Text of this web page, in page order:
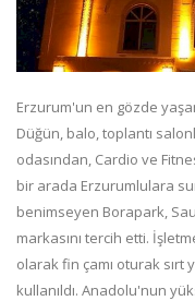
Erzurum'un en gözde
Düğün, balo, toplantı
odasından, Cardio ve
bir arada Erzurumlulara
benimseyen Borapark,
markasını tercih etti.
olarak fin çamı oturak sırt
kullanıldı. Anadolu'nun